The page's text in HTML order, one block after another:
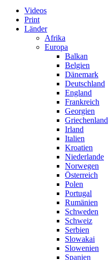
Videos
Print
Länder
Afrika
Europa
Balkan
Belgien
Dänemark
Deutschland
England
Frankreich
Georgien
Griechenland
Irland
Italien
Kroatien
Niederlande
Norwegen
Österreich
Polen
Portugal
Rumänien
Schweden
Schweiz
Serbien
Slowakai
Slowenien
Spanien